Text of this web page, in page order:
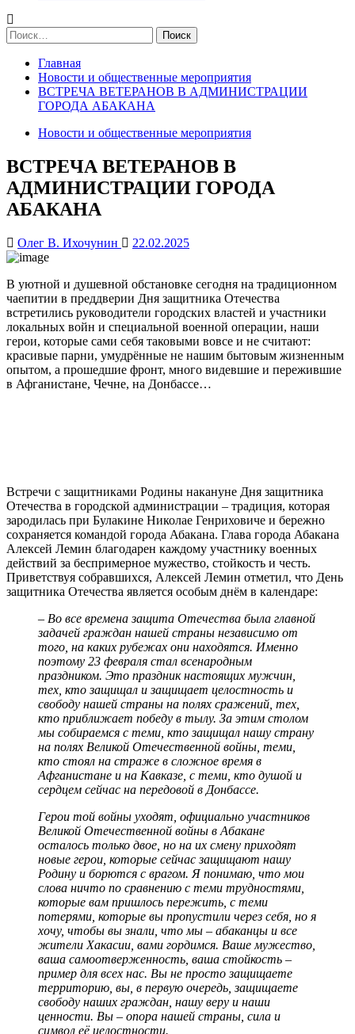
Найти:
Главная
Новости и общественные мероприятия
ВСТРЕЧА ВЕТЕРАНОВ В АДМИНИСТРАЦИИ
ГОРОДА АБАКАНА
Новости и общественные мероприятия
ВСТРЕЧА ВЕТЕРАНОВ В
АДМИНИСТРАЦИИ ГОРОДА
АБАКАНА
Олег В. Ихочунин 22.02.2025
В уютной и душевной обстановке сегодня на традиционном
чаепитии в преддверии Дня защитника Отечества
встретились руководители городских властей и участники
локальных войн и специальной военной операции, наши
герои, которые сами себя таковыми вовсе и не считают:
красивые парни, умудрённые не нашим бытовым жизненным
опытом, а прошедшие фронт, много видевшие и пережившие
в Афганистане, Чечне, на Донбассе…
Встречи с защитниками Родины накануне Дня защитника
Отечества в городской администрации – традиция, которая
зародилась при Булакине Николае Генриховиче и бережно
сохраняется командой города Абакана. Глава города Абакана
Алексей Лемин благодарен каждому участнику военных
действий за беспримерное мужество, стойкость и честь.
Приветствуя собравшихся, Алексей Лемин отметил, что День
защитника Отечества является особым днём в календаре:
– Во все времена защита Отечества была главной
задачей граждан нашей страны независимо от
того, на каких рубежах они находятся. Именно
поэтому 23 февраля стал всенародным
праздником. Это праздник настоящих мужчин,
тех, кто защищал и защищает целостность и
свободу нашей страны на полях сражений, тех,
кто приближает победу в тылу. За этим столом
мы собираемся с теми, кто защищал нашу страну
на полях Великой Отечественной войны, теми,
кто стоял на страже в сложное время в
Афганистане и на Кавказе, с теми, кто душой и
сердцем сейчас на передовой в Донбассе.
Герои той войны уходят, официально участников
Великой Отечественной войны в Абакане
осталось только двое, но на их смену приходят
новые герои, которые сейчас защищают нашу
Родину и борются с врагом. Я понимаю, что мои
слова ничто по сравнению с теми трудностями,
которые вам пришлось пережить, с теми
потерями, которые вы пропустили через себя, но я
хочу, чтобы вы знали, что мы – абаканцы и все
жители Хакасии, вами гордимся. Ваше мужество,
ваша самоотверженность, ваша стойкость –
пример для всех нас. Вы не просто защищаете
территорию, вы, в первую очередь, защищаете
свободу наших граждан, нашу веру и наши
ценности. Вы – опора нашей страны, сила и
символ её целостности.